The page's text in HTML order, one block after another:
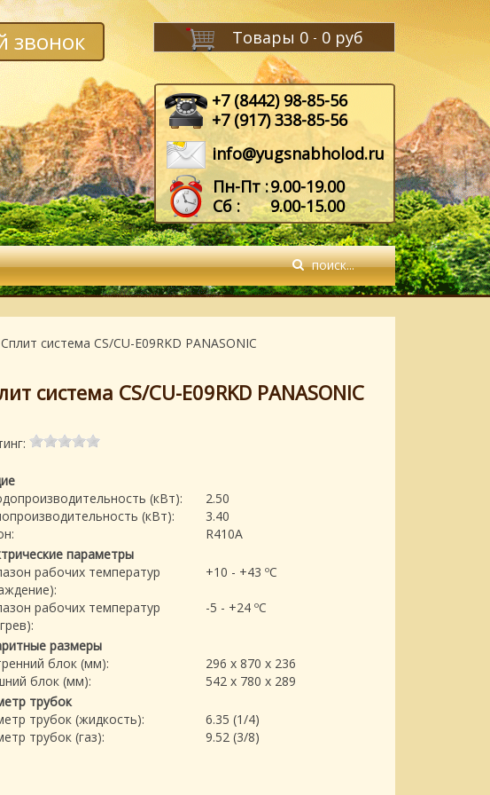
Товары 0 - 0 руб
звонок
+7 (8442) 98-85-56
+7 (917) 338-85-56
info@yugsnabholod.ru
Пн-Пт :9.00-19.00
Сб :
9.00-15.00
Сплит система CS/CU-E09RKD PANASONIC
система CS/CU-E09RKD PANASONIC
(кВт):
2.50
(кВт):
3.40
R410A
параметры
рабочих температур
+10 - +43 ºC
рабочих температур
-5 - +24 ºC
размеры
блок (мм):
296 x 870 x 236
блок (мм):
542 x 780 x 289
трубок
трубок (жидкость):
6.35 (1/4)
трубок (газ):
9.52 (3/8)